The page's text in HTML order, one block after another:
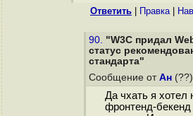
Ответить Правка|
90. "W3C придал
статус
стандарта"
Сообщение от Ан
Да чхать я хотел
фронтенд-